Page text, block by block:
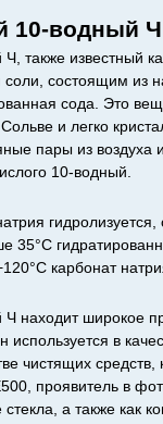
10-водный Ч
также известный
состоящим из
сода. Это
и легко
пары из воздуха
10-водный.
35°С
карбонат
Ч находит широкое
в
чистящих средств,
проявитель в
а также как